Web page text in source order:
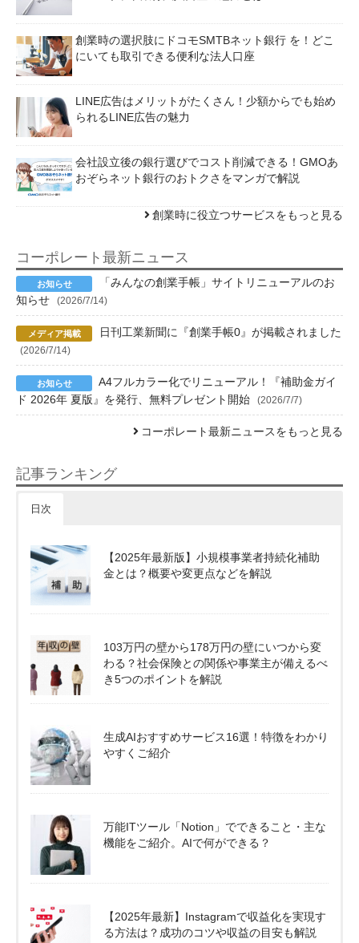
創業時の選択肢にドコモSMTBネット銀行 を！どこ
にいても取引できる便利な法人口座
LINE広告はメリットがたくさん！少額からでも始め
られるLINE広告の魅力
会社設立後の銀行選びでコスト削減できる！GMOあ
おぞらネット銀行のおトクさをマンガで解説
創業時に役立つサービスをもっと見る
コーポレート最新ニュース
「みんなの創業手帳」サイトリニューアルのお
知らせ
(2026/7/14)
日刊工業新聞に『創業手帳0』が掲載されました
(2026/7/14)
A4フルカラー化でリニューアル！『補助金ガイ
ド 2026年 夏版』を発行、無料プレゼント開始
(2026/7/7)
コーポレート最新ニュースをもっと見る
記事ランキング
日次
【2025年最新版】小規模事業者持続化補助
金とは？概要や変更点などを解説
103万円の壁から178万円の壁にいつから変
わる？社会保険との関係や事業主が備えるべ
き5つのポイントを解説
生成AIおすすめサービス16選！特徴をわかり
やすくご紹介
万能ITツール「Notion」でできること・主な
機能をご紹介。AIで何ができる？
【2025年最新】Instagramで収益化を実現す
る方法は？成功のコツや収益の目安も解説